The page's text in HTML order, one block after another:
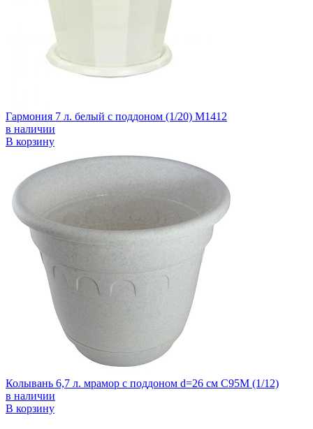
Гармония 7 л. белый с поддоном (1/20) М1412
в наличии
В корзину
Колывань 6,7 л. мрамор с поддоном d=26 см С95М (1/12)
в наличии
В корзину